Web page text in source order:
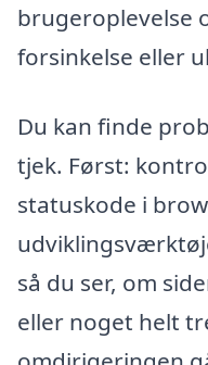
brugeroplevelse
forsinkelse eller
Du kan finde
tjek. Først:
statuskode i
så du ser, om
eller noget helt